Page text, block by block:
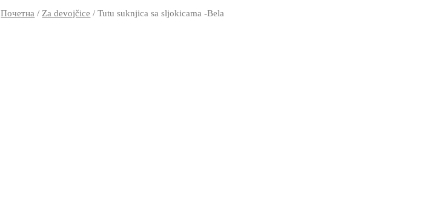
Почетна / Za devojčice / Tutu suknjica sa sljokicama -Bela